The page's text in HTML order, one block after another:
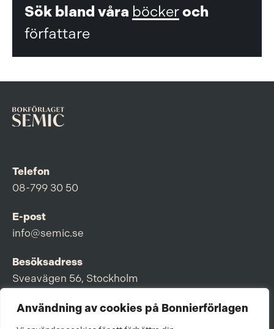
Användning av cookies på Bonnierförlagen
Sök bland våra böckeroch
författare
Telefon
08-799 30 50
E-post
info@semic.se
Besöksadress
Sveavägen 56, Stockholm
Postadress
Box 3159, 103 63 Stockholm